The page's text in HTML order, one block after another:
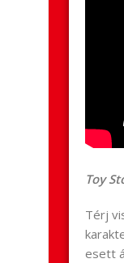
Toy
Térj
esett